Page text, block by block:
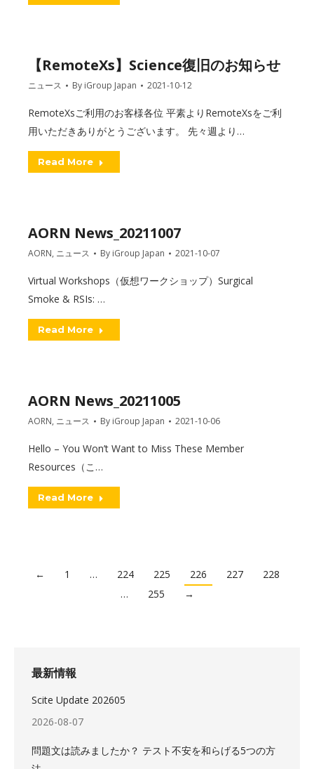
【RemoteXs】Science復旧のお知らせ
ニュース By iGroup Japan 2021-10-12
RemoteXsご利用のお客様各位 平素よりRemoteXsをご利
用いただきありがとうございます。 先々週より…
Read More
AORN News_20211007
AORN, ニュース By iGroup Japan 2021-10-07
Virtual Workshops（仮想ワークショップ）Surgical
Smoke & RSIs: …
Read More
AORN News_20211005
AORN, ニュース By iGroup Japan 2021-10-06
Hello – You Won’t Want to Miss These Member
Resources（こ…
Read More
← 1 … 224 225 226 227
228
…
255 →
最新情報
Scite Update 202605
2026-08-07
問題文は読みましたか？ テスト不安を和らげる5つの方